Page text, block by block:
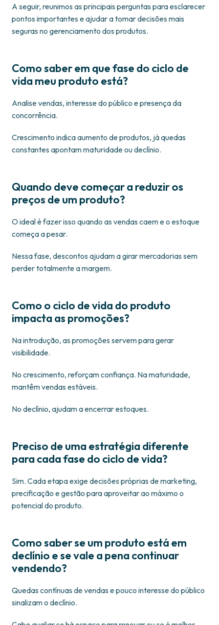
A seguir, reunimos as principais perguntas para esclarecer
pontos importantes e ajudar a tomar decisões mais
seguras no gerenciamento dos produtos.
Como saber em que fase do ciclo de
vida meu produto está?
Analise vendas, interesse do público e presença da
concorrência.
Crescimento indica aumento de produtos, já quedas
constantes apontam maturidade ou declínio.
Quando deve começar a reduzir os
preços de um produto?
O ideal é fazer isso quando as vendas caem e o estoque
começa a pesar.
Nessa fase, descontos ajudam a girar mercadorias sem
perder totalmente a margem.
Como o ciclo de vida do produto
impacta as promoções?
Na introdução, as promoções servem para gerar
visibilidade.
No crescimento, reforçam confiança. Na maturidade,
mantêm vendas estáveis.
No declínio, ajudam a encerrar estoques.
Preciso de uma estratégia diferente
para cada fase do ciclo de vida?
Sim. Cada etapa exige decisões próprias de marketing,
precificação e gestão para aproveitar ao máximo o
potencial do produto.
Como saber se um produto está em
declínio e se vale a pena continuar
vendendo?
Quedas contínuas de vendas e pouco interesse do público
sinalizam o declínio.